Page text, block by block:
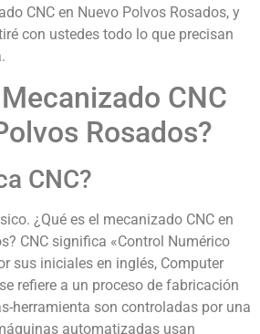
CNC en Nuevo Polvos Rosados, y
con ustedes todo lo que precisan
CNC
Rosados?
CNC?
¿Qué es el mecanizado CNC en
CNC significa «Control Numérico
sus iniciales en inglés, Computer
refiere a un proceso de fabricación
herramienta son controladas por una
automatizadas usan